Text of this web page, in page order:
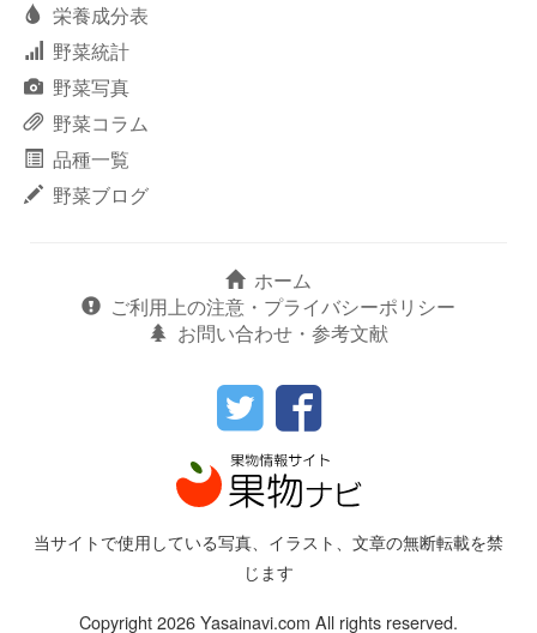
栄養成分表
野菜統計
野菜写真
野菜コラム
品種一覧
野菜ブログ
ホーム
ご利用上の注意・プライバシーポリシー
お問い合わせ・参考文献
当サイトで使用している写真、イラスト、文章の無断転載を禁
じます
Copyright 2026 Yasainavi.com All rights reserved.